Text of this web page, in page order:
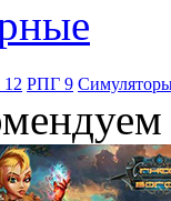
12 РПГ 9